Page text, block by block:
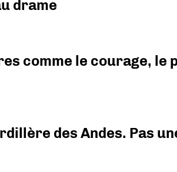
drame
comme le courage,
des Andes. Pas